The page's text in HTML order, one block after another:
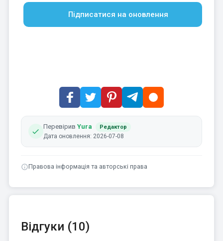
Підписатися на оновлення
Перевірив Yura Редактор
Дата оновлення: 2026-07-08
Правова інформація та авторські права
Відгуки (10)